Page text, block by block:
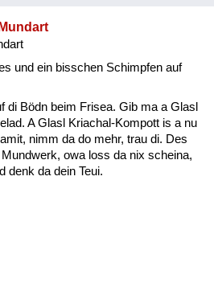
und ein bisschen Schimpfen auf
di Bödn beim Frisea. Gib ma a Glasl
A Glasl Kriachal-Kompott is a nu
nimm da do mehr, trau di. Des
owa loss da nix scheina,
denk da dein Teui.